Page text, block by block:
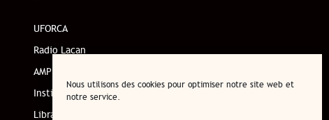
Nous utilisons des cookies pour optimiser notre site web et
notre service.
UFORCA
Radio Lacan
AMP
Institut de l’enfant
Librairie en ligne de l’ECF